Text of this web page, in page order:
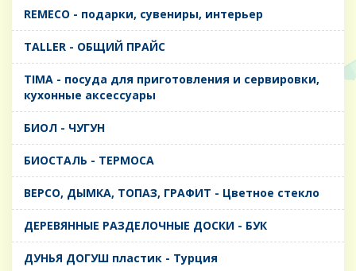
REMECO - подарки, сувениры, интерьер
TALLER - ОБЩИЙ ПРАЙС
TIMA - посуда для приготовления и сервировки,
кухонные аксессуары
БИОЛ - ЧУГУН
БИОСТАЛЬ - ТЕРМОСА
ВЕРСО, ДЫМКА, ТОПАЗ, ГРАФИТ - Цветное стекло
ДЕРЕВЯННЫЕ РАЗДЕЛОЧНЫЕ ДОСКИ - БУК
ДУНЬЯ ДОГУШ пластик - Турция